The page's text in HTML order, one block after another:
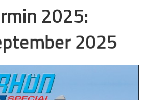
2025:
2025